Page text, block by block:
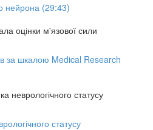
нейрона (29:43)
оцінки м'язової сили
за шкалою Medical Research
неврологічного статусу
статусу